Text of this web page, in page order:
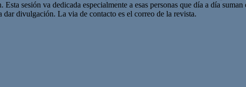
sesión va dedicada especialmente a esas personas que día a día
divulgación. La via de contacto es el correo de la revista.